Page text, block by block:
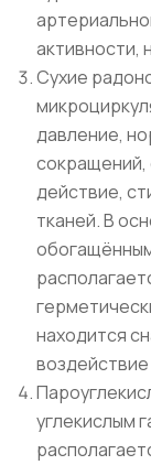
активности,
Сухие
давление,
сокращений,
действие,
тканей. В
находится
углекислым